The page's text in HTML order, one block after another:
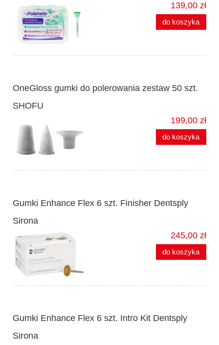
139,00 zł
do koszyka
OneGloss gumki do polerowania zestaw 50 szt.
SHOFU
199,00 zł
do koszyka
Gumki Enhance Flex 6 szt. Finisher Dentsply
Sirona
245,00 zł
do koszyka
Gumki Enhance Flex 6 szt. Intro Kit Dentsply
Sirona